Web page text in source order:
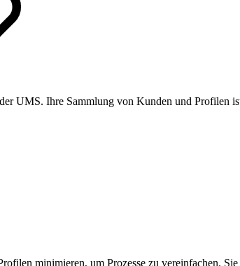
UMS. Ihre Sammlung von Kunden und
minimieren, um Prozesse zu vereinfachen.